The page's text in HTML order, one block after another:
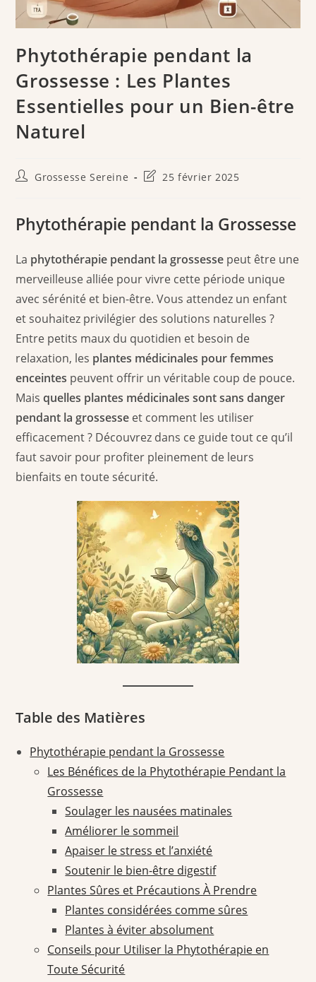
Phytothérapie pendant la
Grossesse : Les Plantes
Essentielles pour un Bien-être
Naturel
Auteur/autrice
publication :
Grossesse Sereine
Dernière
publication :
25 février 2025
Phytothérapie pendant la Grossesse
La phytothérapie pendant la grossesse peut être une
merveilleuse alliée pour vivre cette période unique
avec sérénité et bien-être. Vous attendez un enfant
et souhaitez privilégier des solutions naturelles ?
Entre petits maux du quotidien et besoin de
relaxation, les plantes médicinales pour femmes
enceintes peuvent offrir un véritable coup de pouce.
Maisquelles plantes médicinales sont sans danger
pendant la grossesse et comment les utiliser
efficacement ? Découvrez dans ce guide tout ce qu’il
faut savoir pour profiter pleinement de leurs
bienfaits en toute sécurité.
Table des Matières
Phytothérapie pendant la Grossesse
Les Bénéfices de la Phytothérapie Pendant la
Grossesse
Soulager les nausées matinales
Améliorer le sommeil
Apaiser le stress et l’anxiété
Soutenir le bien-être digestif
Plantes Sûres et Précautions À Prendre
Plantes considérées comme sûres
Plantes à éviter absolument
Conseils pour Utiliser la Phytothérapie en
Toute Sécurité